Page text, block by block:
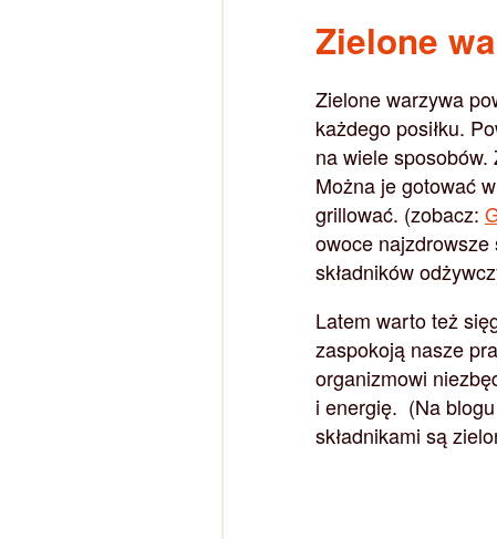
Zielone
Zielone warzywa
każdego posiłku.
na wiele
Można je gotować
grillować. (zobacz:
owoce
składników
Latem warto też
zaspokoją nasze
organizmowi
i energię. (Na
składnikami są